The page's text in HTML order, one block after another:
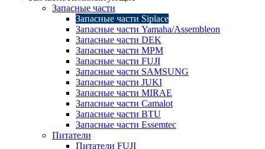
Запасные части
Запасные части Siplace
Запасные части Yamaha/Assembleon
Запасные части DEK
Запасные части MPM
Запасные части FUJI
Запасные части SAMSUNG
Запасные части JUKI
Запасные части MIRAE
Запасные части Camalot
Запасные части BTU
Запасные части Essemtec
Питатели
Питатели FUJI